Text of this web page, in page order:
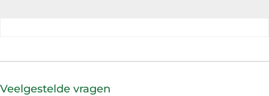
Veelgestelde vragen